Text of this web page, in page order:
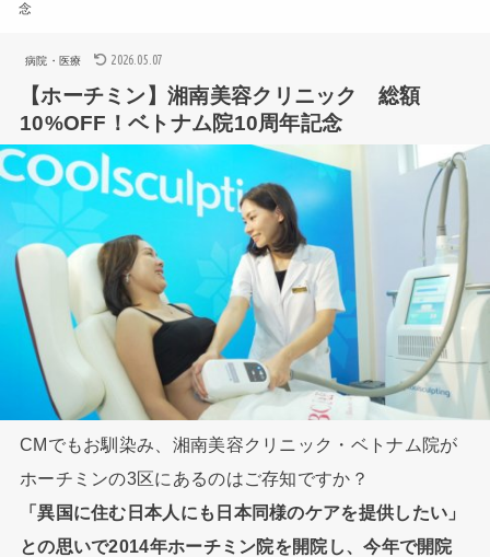
念
病院・医療 2026.05.07
【ホーチミン】湘南美容クリニック 総額
10%OFF！ベトナム院10周年記念
CMでもお馴染み、湘南美容クリニック・ベトナム院が
ホーチミンの3区にあるのはご存知ですか？
「異国に住む日本人にも日本同様のケアを提供したい」
との思いで2014年ホーチミン院を開院し、今年で開院